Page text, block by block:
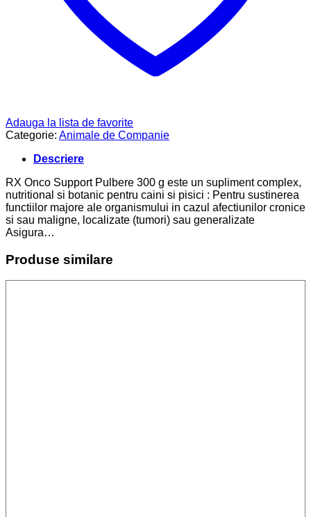
Adauga la lista de favorite
Categorie: Animale de Companie
Descriere
RX Onco Support Pulbere 300 g este un supliment complex,
nutritional si botanic pentru caini si pisici : Pentru sustinerea
functiilor majore ale organismului in cazul afectiunilor cronice
si sau maligne, localizate (tumori) sau generalizate
Asigura…
Produse similare